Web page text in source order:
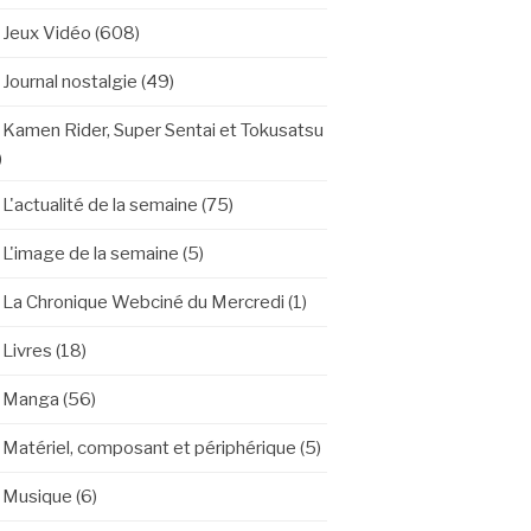
Jeux Vidéo (608)
Journal nostalgie (49)
Kamen Rider, Super Sentai et Tokusatsu
L'actualité de la semaine (75)
L'image de la semaine (5)
La Chronique Webciné du Mercredi (1)
Livres (18)
Manga (56)
Matériel, composant et périphérique (5)
Musique (6)